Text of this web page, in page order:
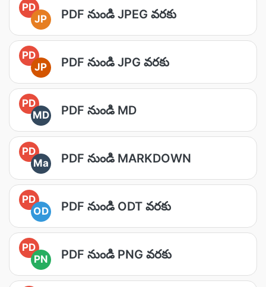
PD
JP
PDF నుండి JPEG వరకు
PD
JP
PDF నుండి JPG వరకు
PD
MD
PDF నుండి MD
PD
Ma
PDF నుండి MARKDOWN
PD
OD
PDF నుండి ODT వరకు
PD
PN
PDF నుండి PNG వరకు